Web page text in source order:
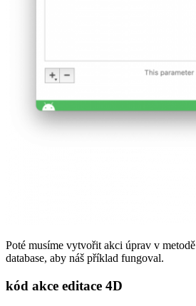
Poté musíme vytvořit akci úprav v metodě
database, aby náš příklad fungoval.
kód akce editace 4D